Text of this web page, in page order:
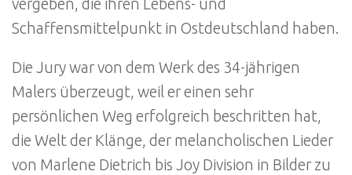
vergeben, die ihren Lebens- und
Schaffensmittelpunkt in Ostdeutschland haben.
Die Jury war von dem Werk des 34-jährigen
Malers überzeugt, weil er einen sehr
persönlichen Weg erfolgreich beschritten hat,
die Welt der Klänge, der melancholischen Lieder
von Marlene Dietrich bis Joy Division in Bilder zu